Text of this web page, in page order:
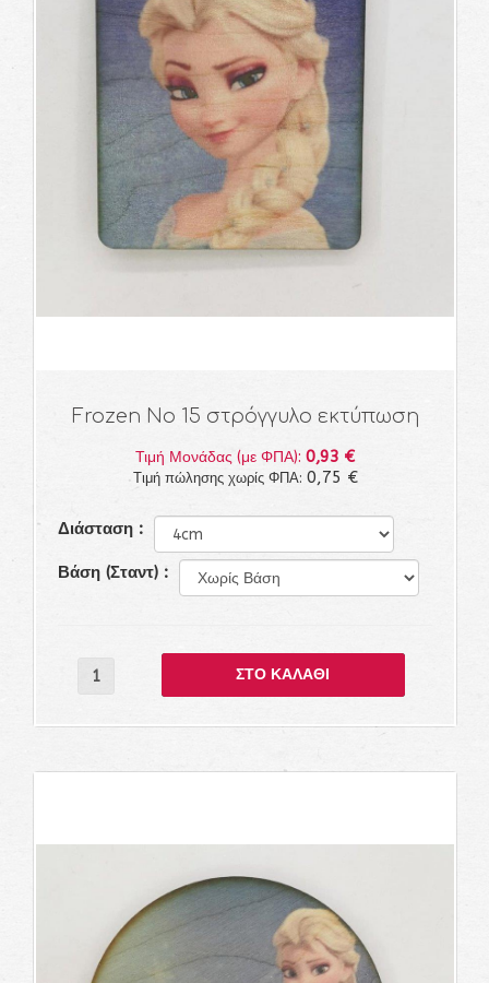
Frozen Νο 15 στρόγγυλο εκτύπωση
Τιμή Μονάδας (με ΦΠΑ): 0,93 €
Τιμή πώλησης χωρίς ΦΠΑ: 0,75 €
Διάσταση :
Βάση (Σταντ) :